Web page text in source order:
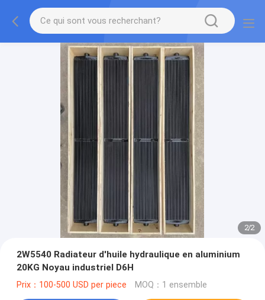
2/2
2W5540 Radiateur d'huile hydraulique en aluminium
20KG Noyau industriel D6H
Prix：100-500 USD per piece MOQ：1 ensemble